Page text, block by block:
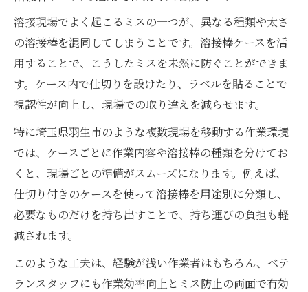
溶接現場でよく起こるミスの一つが、異なる種類や太さ
の溶接棒を混同してしまうことです。溶接棒ケースを活
用することで、こうしたミスを未然に防ぐことができま
す。ケース内で仕切りを設けたり、ラベルを貼ることで
視認性が向上し、現場での取り違えを減らせます。
特に埼玉県羽生市のような複数現場を移動する作業環境
では、ケースごとに作業内容や溶接棒の種類を分けてお
くと、現場ごとの準備がスムーズになります。例えば、
仕切り付きのケースを使って溶接棒を用途別に分類し、
必要なものだけを持ち出すことで、持ち運びの負担も軽
減されます。
このような工夫は、経験が浅い作業者はもちろん、ベテ
ランスタッフにも作業効率向上とミス防止の両面で有効